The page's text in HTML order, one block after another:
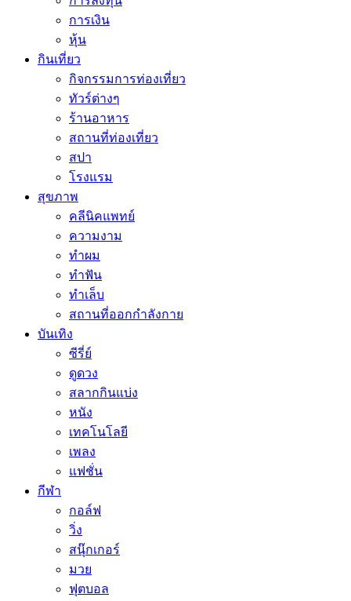
การเงิน
หุ้น
กินเที่ยว
กิจกรรมการท่องเที่ยว
ทัวร์ต่างๆ
ร้านอาหาร
สถานที่ท่องเที่ยว
สปา
โรงแรม
สุขภาพ
คลีนิคแพทย์
ความงาม
ทำผม
ทำฟัน
ทำเล็บ
สถานที่ออกกำลังกาย
บันเทิง
ซีรี่ย์
ดูดวง
สลากกินแบ่ง
หนัง
เทคโนโลยี
เพลง
แฟชั่น
กีฬา
กอล์ฟ
วิ่ง
สนุ๊กเกอร์
มวย
ฟุตบอล